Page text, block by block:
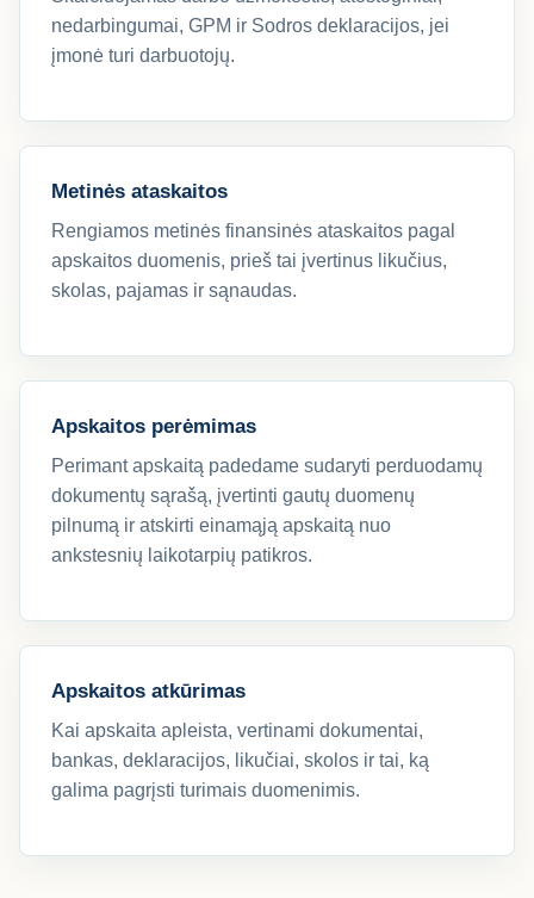
nedarbingumai, GPM ir Sodros deklaracijos, jei
įmonė turi darbuotojų.
Metinės ataskaitos
Rengiamos metinės finansinės ataskaitos pagal
apskaitos duomenis, prieš tai įvertinus likučius,
skolas, pajamas ir sąnaudas.
Apskaitos perėmimas
Perimant apskaitą padedame sudaryti perduodamų
dokumentų sąrašą, įvertinti gautų duomenų
pilnumą ir atskirti einamąją apskaitą nuo
ankstesnių laikotarpių patikros.
Apskaitos atkūrimas
Kai apskaita apleista, vertinami dokumentai,
bankas, deklaracijos, likučiai, skolos ir tai, ką
galima pagrįsti turimais duomenimis.